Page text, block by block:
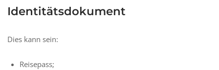
Identitätsdokument
Dies kann sein:
Reisepass;